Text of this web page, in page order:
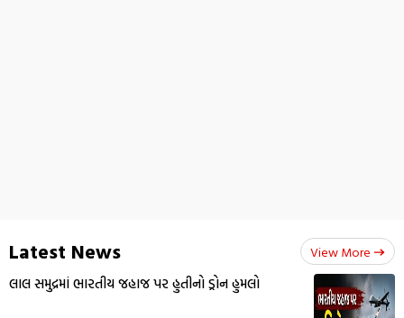
Latest News View More
લાલ સમુદ્રમાં ભારતીય જહાજ પર હુતીનો ડ્રોન હુમલો